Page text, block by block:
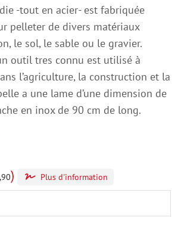
-tout en acier- est fabriquée
pelleter de divers matériaux
le sol, le sable ou le gravier.
outil tres connu est utilisé à
l’agriculture, la construction et la
a une lame d’une dimension de
en inox de 90 cm de long.
) Plus d'information